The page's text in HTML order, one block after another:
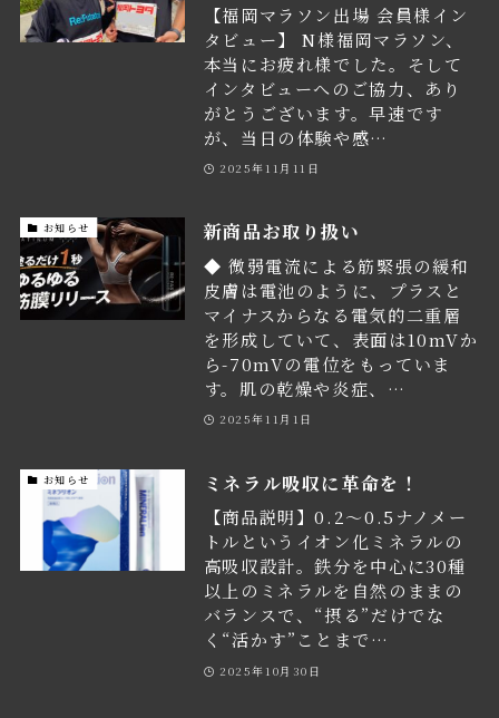
【福岡マラソン出場 会員様イン
タビュー】 N様福岡マラソン、
本当にお疲れ様でした。そして
インタビューへのご協力、あり
がとうございます。早速です
が、当日の体験や感…
2025年11月11日
お知らせ 新商品お取り扱い
◆ 微弱電流による筋緊張の緩和
皮膚は電池のように、プラスと
マイナスからなる電気的二重層
を形成していて、表面は10mVか
ら-70mVの電位をもっていま
す。肌の乾燥や炎症、…
2025年11月1日
お知らせ ミネラル吸収に革命を！
【商品説明】0.2〜0.5ナノメー
トルというイオン化ミネラルの
高吸収設計。鉄分を中心に30種
以上のミネラルを自然のままの
バランスで、“摂る”だけでな
く“活かす”ことまで…
2025年10月30日